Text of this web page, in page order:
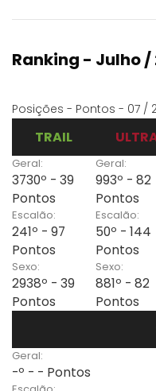
Ranking - Julho /
Posições - Pontos - 07 /
TRAIL
Geral:
3730º - 39
Pontos
Escalão:
241º - 97
Pontos
Sexo:
2938º - 39
Pontos
Geral:
993º - 82
Pontos
Escalão:
50º - 144
Pontos
Sexo:
881º - 82
Pontos
Geral:
-º - - Pontos